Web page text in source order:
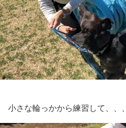
小さな輪っかから練習して、、、